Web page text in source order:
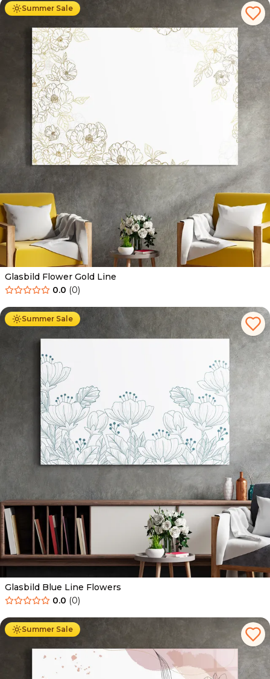
Summer Sale
Glasbild Flower Gold Line
0.0 (0)
Summer Sale
Ab 69.90 € 44.90
Glasbild Blue Line Flowers
0.0 (0)
Summer Sale
Ab 69.90 € 44.90